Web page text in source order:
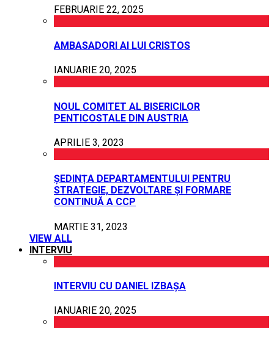
FEBRUARIE 22, 2025
AMBASADORI AI LUI CRISTOS
IANUARIE 20, 2025
NOUL COMITET AL BISERICILOR
PENTICOSTALE DIN AUSTRIA
APRILIE 3, 2023
ȘEDINȚA DEPARTAMENTULUI PENTRU
STRATEGIE, DEZVOLTARE ȘI FORMARE
CONTINUĂ A CCP
MARTIE 31, 2023
VIEW ALL
INTERVIU
INTERVIU CU DANIEL IZBAȘA
IANUARIE 20, 2025